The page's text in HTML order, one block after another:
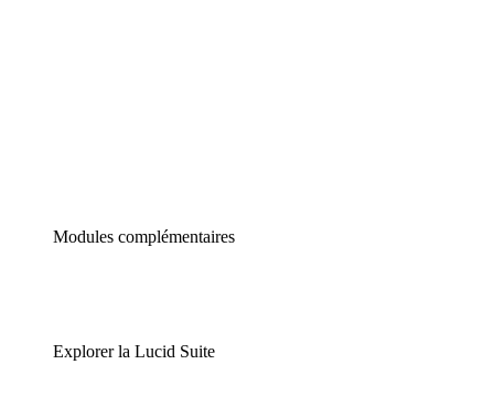
Modules complémentaires
Explorer la Lucid Suite